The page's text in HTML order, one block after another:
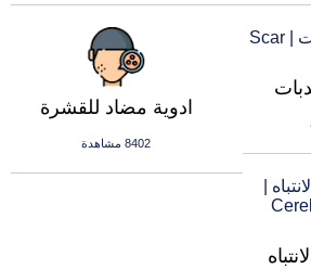
ادوية مضاد للقشرة
8402 مشاهدة